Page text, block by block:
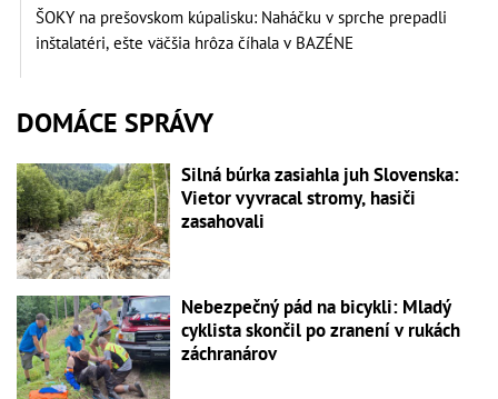
ŠOKY na prešovskom kúpalisku: Naháčku v sprche prepadli
inštalatéri, ešte väčšia hrôza číhala v BAZÉNE
DOMÁCE SPRÁVY
Silná búrka zasiahla juh Slovenska:
Vietor vyvracal stromy, hasiči
zasahovali
Nebezpečný pád na bicykli: Mladý
cyklista skončil po zranení v rukách
záchranárov